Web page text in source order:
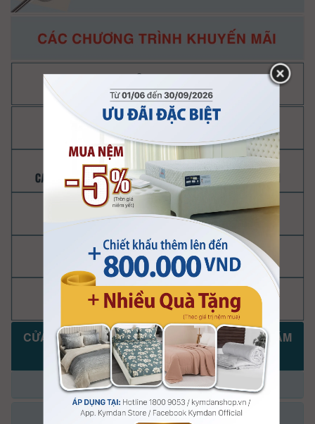
CỬA HÀNG, ĐẠI LÝ KYMDAN KHAI TRƯƠNG NĂM
2025-2026
KHU VỰC MIỀN BẮC
KHU VỰC MIỀN TRUNG